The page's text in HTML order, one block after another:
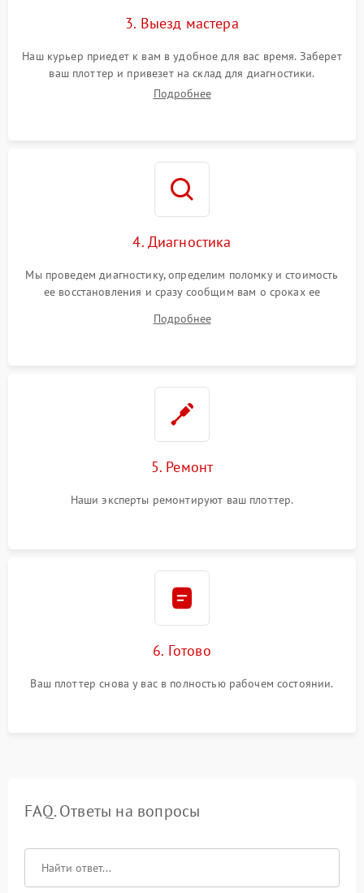
3. Выезд мастера
Наш курьер приедет к вам в удобное для вас время. Заберет
ваш плоттер и привезет на склад для диагностики.
Подробнее
4. Диагностика
Мы проведем диагностику, определим поломку и стоимость
ее восстановления и сразу сообщим вам о сроках ее
Подробнее
5. Ремонт
Наши эксперты ремонтируют ваш плоттер.
6. Готово
Ваш плоттер снова у вас в полностью рабочем состоянии.
FAQ. Ответы на вопросы